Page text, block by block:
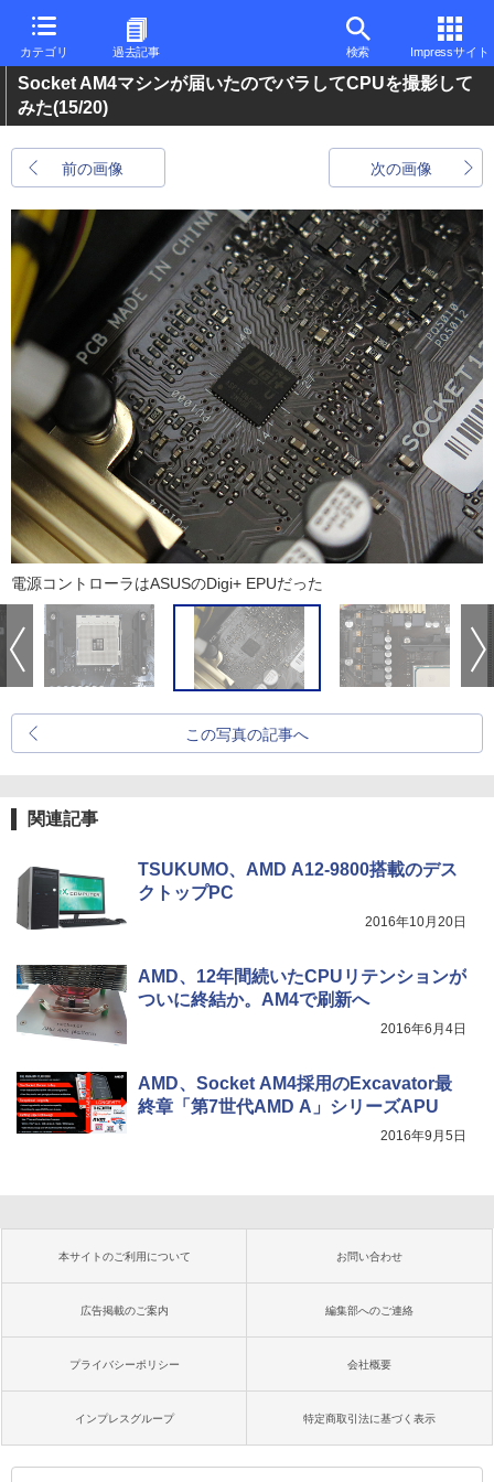
カテゴリ 過去記事 検索 Impressサイト
Socket AM4マシンが届いたのでバラしてCPUを撮影して
みた(15/20)
前の画像 次の画像
電源コントローラはASUSのDigi+ EPUだった
この写真の記事へ
関連記事
TSUKUMO、AMD A12-9800搭載のデス
クトップPC
2016年10月20日
AMD、12年間続いたCPUリテンションが
ついに終結か。AM4で刷新へ
2016年6月4日
AMD、Socket AM4採用のExcavator最
終章「第7世代AMD A」シリーズAPU
2016年9月5日
本サイトのご利用について お問い合わせ
広告掲載のご案内 編集部へのご連絡
プライバシーポリシー 会社概要
インプレスグループ 特定商取引法に基づく表示